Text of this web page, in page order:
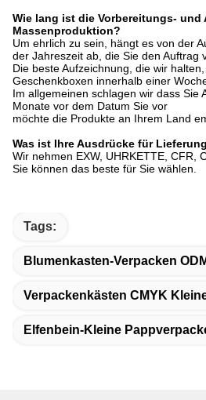
Wie lang ist die Vorbereitungs- und
Massenproduktion?
Um ehrlich zu sein, hängt es von der
der Jahreszeit ab, die Sie den Auftrag
Die beste Aufzeichnung, die wir
Geschenkboxen innerhalb einer
Im allgemeinen schlagen wir dass Sie
Monate vor dem Datum Sie vor
möchte die Produkte an Ihrem Land
Was ist Ihre Ausdrücke für
Wir nehmen EXW, UHRKETTE, CFR,
Sie können das beste für Sie wählen.
Tags:
Blumenkasten-Verpacken
Verpackenkästen CMYK
Elfenbein-Kleine